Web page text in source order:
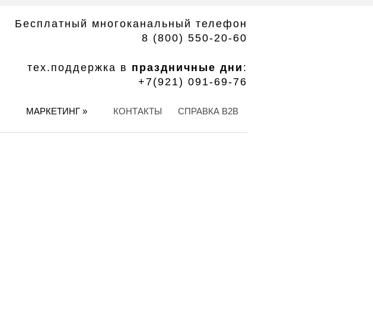
Бесплатный многоканальный телефон
8 (800) 550-20-60
тех.поддержка в праздничные дни :
+7(921) 091-69-76
МАРКЕТИНГ » КОНТАКТЫ СПРАВКА B2B